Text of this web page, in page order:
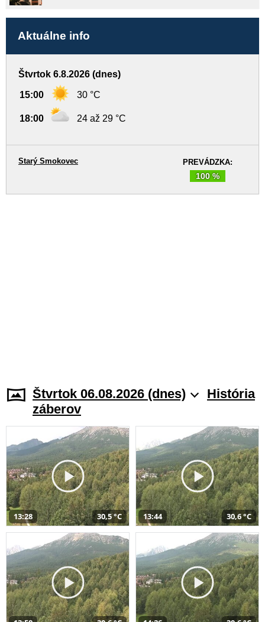
Aktuálne info
Štvrtok 6.8.2026 (dnes)
15:00 30 °C
18:00 24 až 29 °C
PREVÁDZKA:
100 %
Starý Smokovec
Štvrtok 06.08.2026 (dnes)
História
záberov
13:28 30,5 °C 13:44 30,6 °C